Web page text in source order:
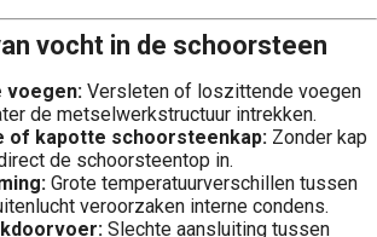
vocht in de schoorsteen
voegen: Versleten of loszittende voegen
de metselwerkstructuur intrekken.
of kapotte schoorsteenkap: Zonder kap
de schoorsteentop in.
Grote temperatuurverschillen tussen
veroorzaken interne condens.
Slechte aansluiting tussen